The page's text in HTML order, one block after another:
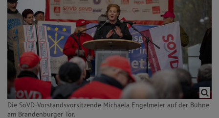
Die SoVD-Vorstandsvorsitzende Michaela Engelmeier auf der Bühne
am Brandenburger Tor.